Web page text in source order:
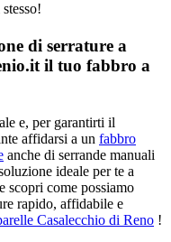
di serrature a
il tuo fabbro a
e, per garantirti il
affidarsi a un fabbro
anche di serrande manuali
ideale per te a
e scopri come possiamo
rapido, affidabile e
Casalecchio di Reno !